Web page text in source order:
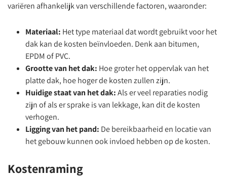
variëren afhankelijk van verschillende factoren, waaronder:
Materiaal: Het type materiaal dat wordt gebruikt voor het
dak kan de kosten beïnvloeden. Denk aan bitumen,
EPDM of PVC.
Grootte van het dak: Hoe groter het oppervlak van het
platte dak, hoe hoger de kosten zullen zijn.
Huidige staat van het dak:Als er veel reparaties nodig
zijn of als er sprake is van lekkage, kan dit de kosten
verhogen.
Ligging van het pand: De bereikbaarheid en locatie van
het gebouw kunnen ook invloed hebben op de kosten.
Kostenraming